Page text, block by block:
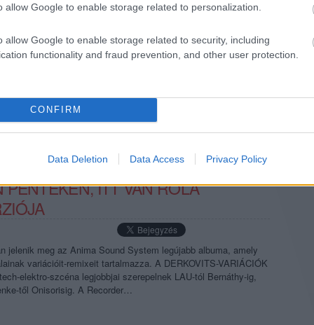
allow Google to enable storage related to personalization.
allow Google to enable storage related to security, including
functionality and fraud prevention, and other user protection.
CONFIRM
Data Deletion Data Access Privacy Policy
kánonjától…
TOVÁBB →
holly and the ricketzdarkmesskibaszott emberekdvx nvxnyhillmi
komment
ITT VAN RÓLA
jelenik meg az Anima Sound System legújabb albuma, amely
variációit-remixeit tartalmazza. A DERKOVITS-VARIÁCIÓK
elektro-szcéna legjobbjai szerepelnek LAU-tól Bernáthy-ig,
től Onisorisig. A Recorder…